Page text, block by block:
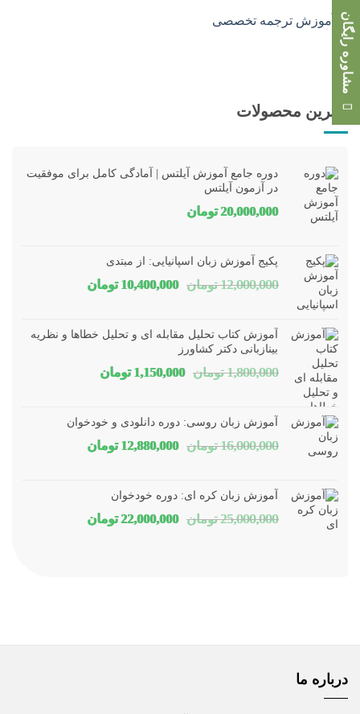
بهترین محصولات
دوره جامع آموزش آیلتس | آمادگی کامل برای موفقیت
در آزمون آیلتس
20,000,000 تومان
پکیج آموزش زبان اسپانیایی: از مبتدی
12,000,000 تومان قیمت
بود.
10,400,000 تومانقیمت
است.
آموزش کتاب تحلیل مقابله ای و تحلیل خطاها و نظریه
بینازبانی دکتر کشاورز
1,800,000 تومان قیمت
بود.
1,150,000 تومانقیمت
است.
آموزش زبان روسی: دوره دانلودی و خودخوان
16,000,000 تومان قیمت
بود.
12,880,000 تومانقیمت
آموزش زبان کره ای: دوره خودخوان
25,000,000 تومان قیمت
22,000,000 تومانقیمت
درباره ما
مشاوره رایگان